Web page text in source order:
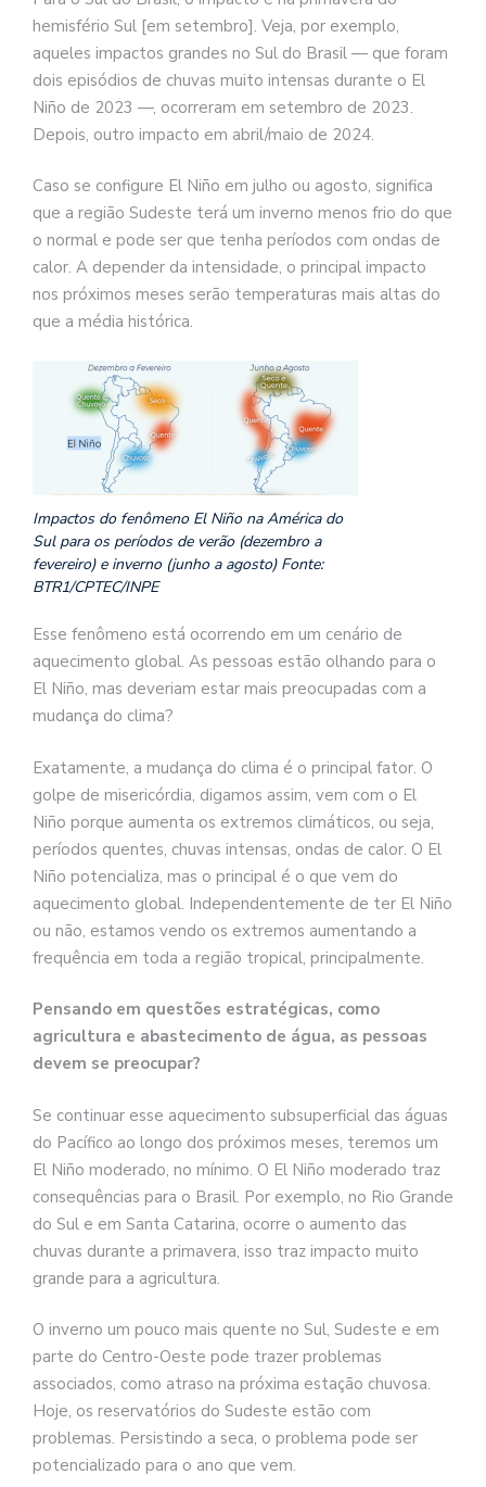
hemisfério Sul [em setembro]. Veja, por exemplo,
aqueles impactos grandes no Sul do Brasil — que foram
dois episódios de chuvas muito intensas durante o El
Niño de 2023 —, ocorreram em setembro de 2023.
Depois, outro impacto em abril/maio de 2024.
Caso se configure El Niño em julho ou agosto, significa
que a região Sudeste terá um inverno menos frio do que
o normal e pode ser que tenha períodos com ondas de
calor. A depender da intensidade, o principal impacto
nos próximos meses serão temperaturas mais altas do
que a média histórica.
Impactos do fenômeno El Niño na América do
Sul para os períodos de verão (dezembro a
fevereiro) e inverno (junho a agosto) Fonte:
BTR1/CPTEC/INPE
Esse fenômeno está ocorrendo em um cenário de
aquecimento global. As pessoas estão olhando para o
El Niño, mas deveriam estar mais preocupadas com a
mudança do clima?
Exatamente, a mudança do clima é o principal fator. O
golpe de misericórdia, digamos assim, vem com o El
Niño porque aumenta os extremos climáticos, ou seja,
períodos quentes, chuvas intensas, ondas de calor. O El
Niño potencializa, mas o principal é o que vem do
aquecimento global. Independentemente de ter El Niño
ou não, estamos vendo os extremos aumentando a
frequência em toda a região tropical, principalmente.
Pensando em questões estratégicas, como
agricultura e abastecimento de água, as pessoas
devem se preocupar?
Se continuar esse aquecimento subsuperficial das águas
do Pacífico ao longo dos próximos meses, teremos um
El Niño moderado, no mínimo. O El Niño moderado traz
consequências para o Brasil. Por exemplo, no Rio Grande
do Sul e em Santa Catarina, ocorre o aumento das
chuvas durante a primavera, isso traz impacto muito
grande para a agricultura.
O inverno um pouco mais quente no Sul, Sudeste e em
parte do Centro-Oeste pode trazer problemas
associados, como atraso na próxima estação chuvosa.
Hoje, os reservatórios do Sudeste estão com
problemas. Persistindo a seca, o problema pode ser
potencializado para o ano que vem.